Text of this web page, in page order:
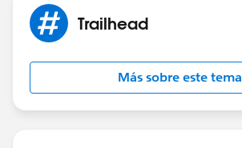
Trailhead
Más sobre este tema